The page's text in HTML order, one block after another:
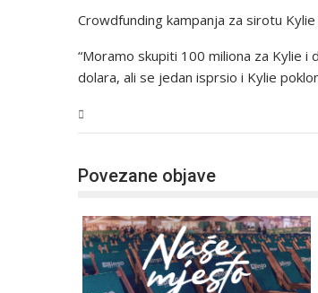
Crowdfunding kampanja za sirotu
“Moramo skupiti 100 miliona za Kylie i
dolara, ali se jedan isprsio i Kylie
Povezane objave